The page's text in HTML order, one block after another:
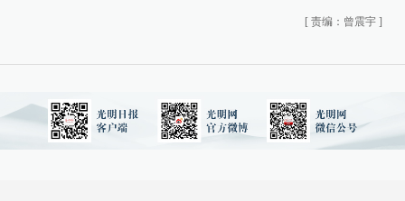
[ 责编：曾震宇 ]